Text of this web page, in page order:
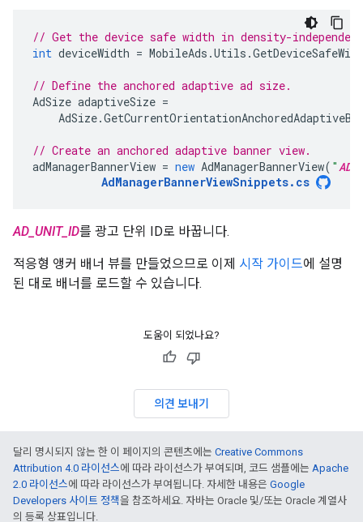
// Get the device safe width in density-
int deviceWidth = MobileAds .Utils .
// Define the anchored adaptive ad size.
AdSize adaptiveSize =
AdSize.
// Create an anchored adaptive banner view.
adManagerBannerView = new AdManagerBannerView( "
AdManagerBannerViewSnippets. cs
AD_UNIT_ID를 광고 단위 ID로 바꿉니다.
적응형 앵커 배너 뷰를 만들었으므로 이제 시작 가이드에 설명
된 대로 배너를 로드할 수 있습니다.
도움이 되었나요?
의견 보내기
달리 명시되지 않는 한 이 페이지의 콘텐츠에는 Creative Commons
Attribution 4.0 라이선스에 따라 라이선스가 부여되며, 코드 샘플에는 Apache
2.0 라이선스에 따라 라이선스가 부여됩니다. 자세한 내용은 Google
Developers 사이트 정책을 참조하세요. 자바는 Oracle 및/또는 Oracle 계열사
의 등록 상표입니다.